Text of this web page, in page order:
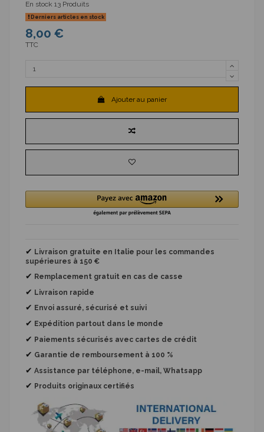
En stock 13 Produits
Derniers articles en stock
8,00 €
TTC
Ajouter au panier
✔ Livraison gratuite en Italie pour les commandes
supérieures à 150 €
✔ Remplacement gratuit en cas de casse
✔ Livraison rapide
✔ Envoi assuré, sécurisé et suivi
✔ Expédition partout dans le monde
✔ Paiements sécurisés avec cartes de crédit
✔ Garantie de remboursement à 100 %
✔ Assistance par téléphone, e-mail, Whatsapp
✔ Produits originaux certifiés